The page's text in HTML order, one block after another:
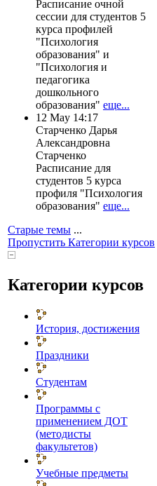
Расписание очной
сессии для студентов 5
курса профилей
"Психология
образования" и
"Психология и
педагогика
дошкольного
образования" еще...
12 May 14:17
Старченко Дарья
Александровна
Старченко
Расписание для
студентов 5 курса
профиля "Психология
образования" еще...
Старые темы ...
Пропустить Категории курсов
Категории курсов
История, достижения
Праздники
Студентам
Программы с
применением ДОТ
(методисты
факультетов)
Учебные предметы